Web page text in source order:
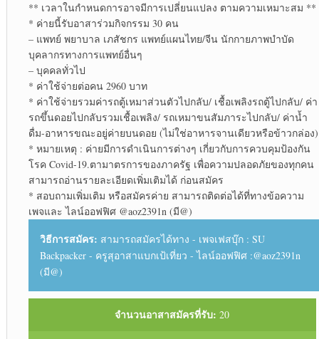
** เวลาในกำหนดการอาจมีการเปลี่ยนแปลง ตามความเหมาะสม **
* ค่ายนี้รับอาสาร่วม​กิจกรรม​ 30 คน
– แพทย์​ พยาบาล​ เภสัชกร​ แพทย์​แผน​ไทย​/จีน นักกายภาพบำบัด​
บุคลากร​ทาง​การแพทย์​อื่นๆ
– บุคคล​ทั่วไป​
* ค่าใช้จ่ายต่อคน 2960 บาท
* ค่าใช้จ่าย​รวมค่ารถตู้​เหมาส่วนตัวไปกลับ/ เชื้อเพลิงรถตู้ไปกลับ/ ค่า
รถขึ้นดอยไปกลับรวมเชื้อเพลิง​/ รถเหมาขนสัมภาระ​ไปกลับ/ ค่าน้ำ
ดื่ม-อาหารขณะ​อยู่​ค่าย​บนดอย (ไม่ใช่อาหาร​จาน​เดียว​หรือ​ข้าว​กล่อง)​
* หมายเหตุ​ : ค่ายมีการดำเนินการต่างๆ เกี่ยวกับ​การควบคุมป้องกัน​
โรค Covid-19.ตามาตรการ​ของภาครัฐ เพื่อความปลอดภัยของทุกคน
สามารถอ่านรายละเอียด​เพิ่มเติม​ได้ ก่อนสมัคร​
* สอบถาม​เพิ่มเติม​ หรือสมัครค่าย สามารถ​ติดต่อ​ได้ที่​ทางข้อความ​
เพจ​และ​ ไลน์​ออฟฟิศ​ @aoz2391n (มี@)​
วิธีการสมัคร: สามารถสมัครได้ทาง - เพจเฟสบุ๊ก : SU
Backpacker - ครูสุอาสาแบกเป้เที่ยว - ไลน์ออฟฟิศ :@aoz2391n
(มี@)
จำนวนอาสาสมัครที่รับ: 20